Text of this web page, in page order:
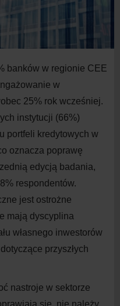
banków w regionie CEE
w
25% rok wcześniej.
instytucji (66%)
portfeli kredytowych w
oznacza poprawę
edycją badania,
respondentów.
jest ostrożne
mają dyscyplina
własnego inwestorów
przyszłych
nastroje w sektorze